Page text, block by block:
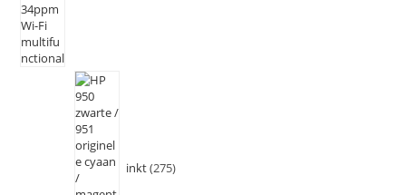
inkt 275